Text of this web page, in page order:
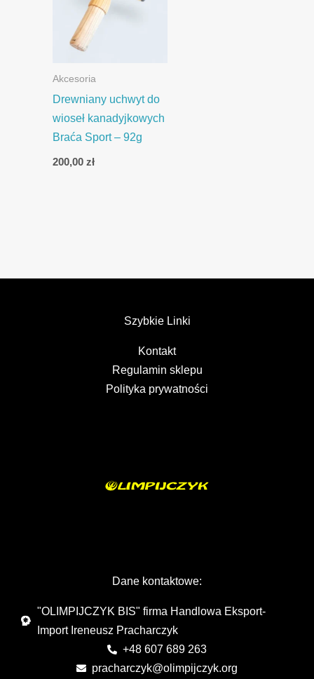
Akcesoria
Drewniany uchwyt do
wioseł kanadyjkowych
Braća Sport – 92g
200,00 zł
Dane kontaktowe:
"OLIMPIJCZYK BIS" firma Handlowa Eksport-
Import Ireneusz Pracharczyk
+48 607 689 263
pracharczyk@olimpijczyk.org
Szybkie Linki
Kontakt
Regulamin sklepu
Polityka prywatności